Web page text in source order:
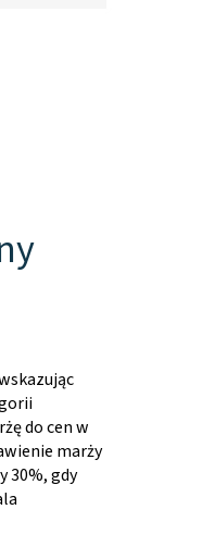
do cen w
marży
30%, gdy